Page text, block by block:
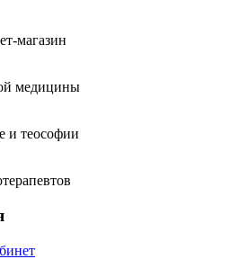
магазин
медицины
и теософии